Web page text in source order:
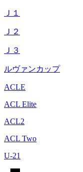
Ｊ１
Ｊ２
Ｊ３
ルヴァンカップ
ACLE
ACL Elite
ACL2
ACL Two
U-21